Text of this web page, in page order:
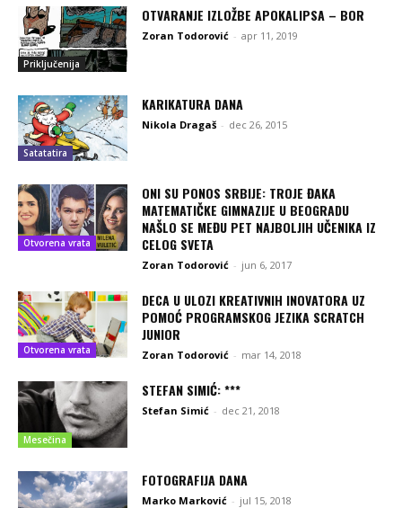
Priključenija
OTVARANJE IZLOŽBE APOKALIPSA – BOR
Zoran Todorović - apr 11, 2019
Satatatira
KARIKATURA DANA
Nikola Dragaš - dec 26, 2015
Otvorena vrata
ONI SU PONOS SRBIJE: TROJE ĐAKA
MATEMATIČKE GIMNAZIJE U BEOGRADU
NAŠLO SE MEĐU PET NAJBOLJIH UČENIKA IZ
CELOG SVETA
Zoran Todorović - jun 6, 2017
Otvorena vrata
DECA U ULOZI KREATIVNIH INOVATORA UZ
POMOĆ PROGRAMSKOG JEZIKA SCRATCH
JUNIOR
Zoran Todorović - mar 14, 2018
Mesečina
STEFAN SIMIĆ: ***
Stefan Simić - dec 21, 2018
FOTOGRAFIJA DANA
Marko Marković - jul 15, 2018